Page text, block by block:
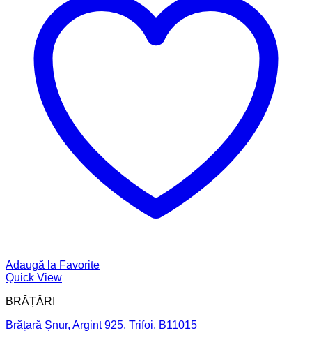
Adaugă la Favorite
Quick View
BRĂȚĂRI
Brățară Șnur, Argint 925, Trifoi, B11015